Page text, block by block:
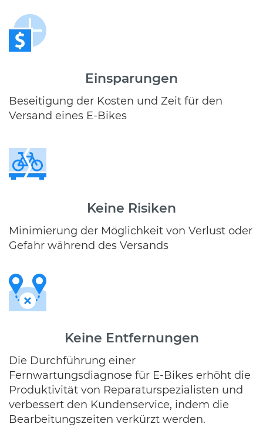
Einsparungen
Beseitigung der Kosten und Zeit für den
Versand eines E-Bikes
Keine Risiken
Minimierung der Möglichkeit von Verlust oder
Gefahr während des Versands
Keine Entfernungen
Die Durchführung einer
Fernwartungsdiagnose für E-Bikes erhöht die
Produktivität von Reparaturspezialisten und
verbessert den Kundenservice, indem die
Bearbeitungszeiten verkürzt werden.